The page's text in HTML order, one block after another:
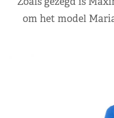
om het model